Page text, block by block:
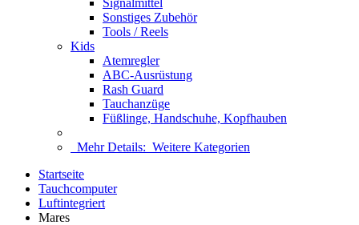
Signalmittel
Sonstiges Zubehör
Tools / Reels
Kids
Atemregler
ABC-Ausrüstung
Rash Guard
Tauchanzüge
Füßlinge, Handschuhe, Kopfhauben
Mehr Details: Weitere Kategorien
Startseite
Tauchcomputer
Luftintegriert
Mares